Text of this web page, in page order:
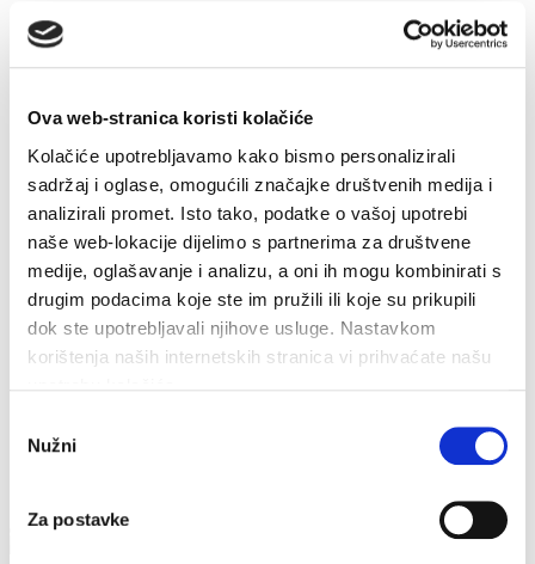
Ova web-stranica koristi kolačiće
Kolačiće upotrebljavamo kako bismo personalizirali
sadržaj i oglase, omogućili značajke društvenih medija i
analizirali promet. Isto tako, podatke o vašoj upotrebi
naše web-lokacije dijelimo s partnerima za društvene
medije, oglašavanje i analizu, a oni ih mogu kombinirati s
drugim podacima koje ste im pružili ili koje su prikupili
dok ste upotrebljavali njihove usluge. Nastavkom
korištenja naših internetskih stranica vi prihvaćate našu
pristanka
Nužni
Za postavke
Карта города
Пресса
инфо
Контакт
Как к нам добраться
Tourist info
Анкета
Cookiepolicy